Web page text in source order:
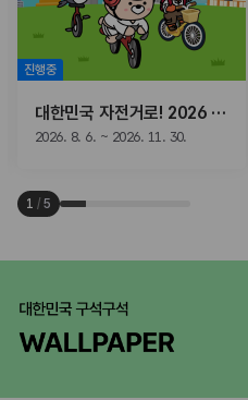
진행중
대한민국 자전거로! 2026 동네방네 라이딩
2026. 8. 6. ~ 2026. 11. 30.
1 / 5